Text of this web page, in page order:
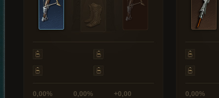
0,00% 0,00% +0,00 0,00%